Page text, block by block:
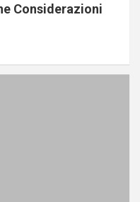
Considerazioni